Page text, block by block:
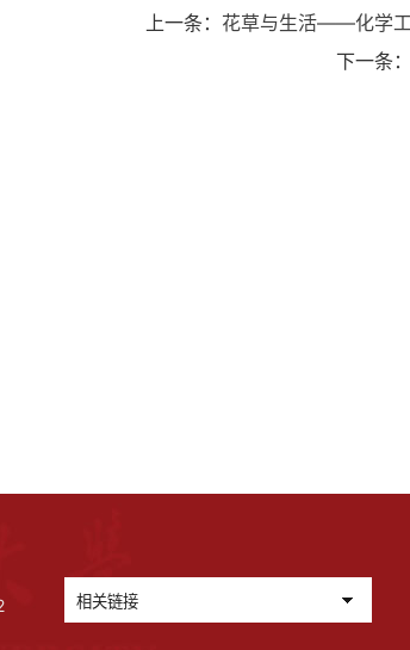
上一条： 花草与生活——化学工
下一条：